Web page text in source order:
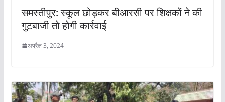
समस्तीपुर: स्कूल छोड़कर बीआरसी पर शिक्षकों ने की
गुटबाजी तो होगी कार्रवाई
अप्रैल 3, 2024